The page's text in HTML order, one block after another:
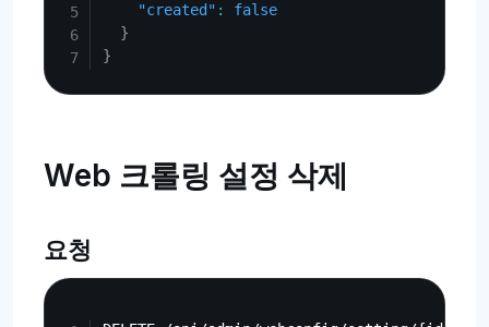
"created" :
false
}
}
Web 크롤링 설정 삭제
요청